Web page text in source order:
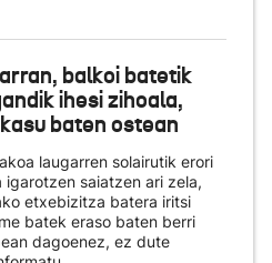
balkoi batetik
ihesi zihoala,
baten ostean
laugarren solairutik erori
saiatzen ari zela,
etxebizitza batera iritsi
batek eraso baten berri
dagoenez, ez dute